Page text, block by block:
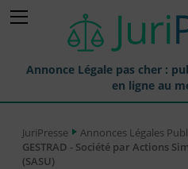
Annonce Légale pas cher :
en ligne au
Annonces Légales Publiées
JuriPresse
Annonces Légales
GESTRAD - Société par Actions
(SASU)